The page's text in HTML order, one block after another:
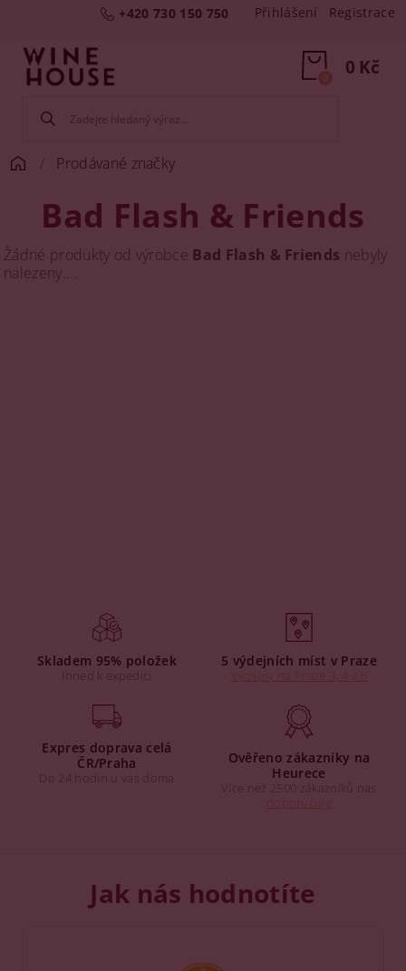
+420 730 150 750 Přihlášení Registrace
0 Kč
0
Prodávané značky
Bad Flash & Friends
Žádné produkty od výrobce Bad Flash & Friends nebyly
nalezeny....
Skladem 95% položek
Ihned k expedici
5 výdejních míst v Praze
Expres doprava celá
ČR/Praha
Do 24 hodin u vás doma
Ověřeno zákazníky na
Heurece
Více než 2500 zákazníků nás
Jak nás hodnotíte